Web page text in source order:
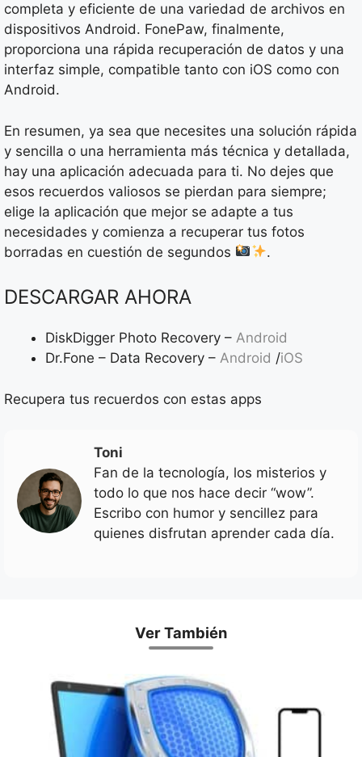
completa y eficiente de una variedad de archivos en
dispositivos Android. FonePaw, finalmente,
proporciona una rápida recuperación de datos y una
interfaz simple, compatible tanto con iOS como con
Android.
En resumen, ya sea que necesites una solución rápida
y sencilla o una herramienta más técnica y detallada,
hay una aplicación adecuada para ti. No dejes que
esos recuerdos valiosos se pierdan para siempre;
elige la aplicación que mejor se adapte a tus
necesidades y comienza a recuperar tus fotos
borradas en cuestión de segundos
.
DESCARGAR AHORA
DiskDigger Photo Recovery – Android
Dr.Fone – Data Recovery – Android /iOS
Recupera tus recuerdos con estas apps
Toni
Fan de la tecnología, los misterios y
todo lo que nos hace decir “wow”.
Escribo con humor y sencillez para
quienes disfrutan aprender cada día.
Ver También